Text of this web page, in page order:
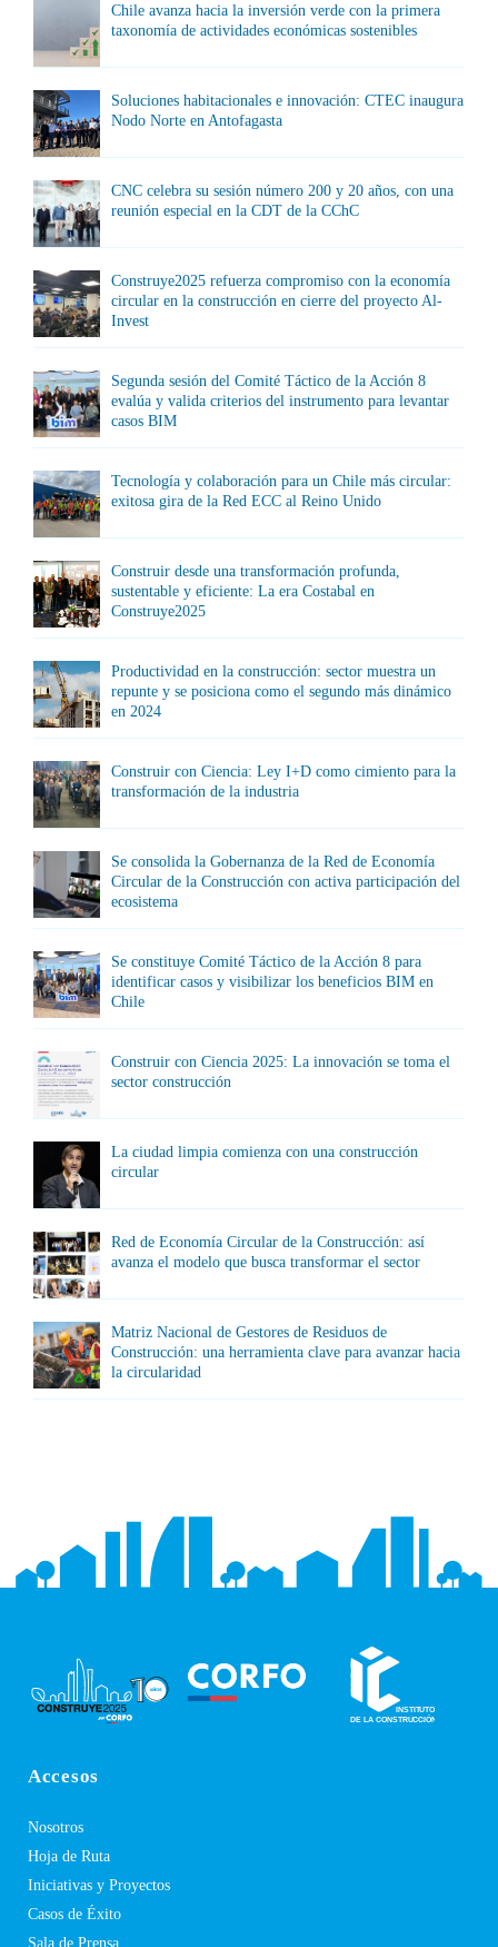
Chile avanza hacia la inversión verde con la primera
taxonomía de actividades económicas sostenibles
Soluciones habitacionales e innovación: CTEC inaugura
Nodo Norte en Antofagasta
CNC celebra su sesión número 200 y 20 años, con una
reunión especial en la CDT de la CChC
Construye2025 refuerza compromiso con la economía
circular en la construcción en cierre del proyecto Al-
Invest
Segunda sesión del Comité Táctico de la Acción 8
evalúa y valida criterios del instrumento para levantar
casos BIM
Tecnología y colaboración para un Chile más circular:
exitosa gira de la Red ECC al Reino Unido
Construir desde una transformación profunda,
sustentable y eficiente: La era Costabal en
Construye2025
Productividad en la construcción: sector muestra un
repunte y se posiciona como el segundo más dinámico
en 2024
Construir con Ciencia: Ley I+D como cimiento para la
transformación de la industria
Se consolida la Gobernanza de la Red de Economía
Circular de la Construcción con activa participación del
ecosistema
Se constituye Comité Táctico de la Acción 8 para
identificar casos y visibilizar los beneficios BIM en
Chile
Construir con Ciencia 2025: La innovación se toma el
sector construcción
La ciudad limpia comienza con una construcción
circular
Red de Economía Circular de la Construcción: así
avanza el modelo que busca transformar el sector
Matriz Nacional de Gestores de Residuos de
Construcción: una herramienta clave para avanzar hacia
la circularidad
Accesos
Nosotros
Hoja de Ruta
Iniciativas y Proyectos
Casos de Éxito
Sala de Prensa